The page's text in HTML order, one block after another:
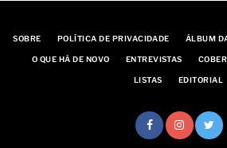
SOBRE POLÍTICA DE PRIVACIDADE ÁLBUM
O QUE HÁ DE NOVO ENTREVISTAS
LISTAS EDITORIAL